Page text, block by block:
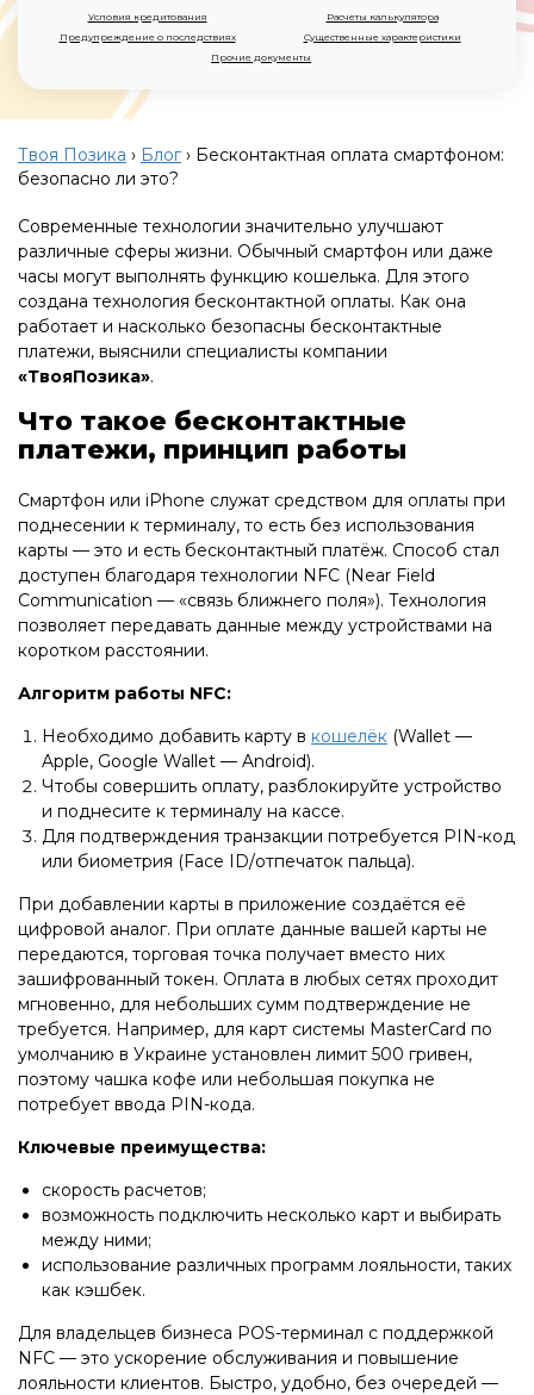
Условия кредитования
Расчеты калькулятора
Предупреждение о последствиях
Существенные характеристики
Прочие документы
Твоя Позика › Блог› Бесконтактная оплата смартфоном:
безопасно ли это?
Современные технологии значительно улучшают
различные сферы жизни. Обычный смартфон или даже
часы могут выполнять функцию кошелька. Для этого
создана технология бесконтактной оплаты. Как она
работает и насколько безопасны бесконтактные
платежи, выяснили специалисты компании
«ТвояПозика».
Что такое бесконтактные
платежи, принцип работы
Смартфон или iPhone служат средством для оплаты при
поднесении к терминалу, то есть без использования
карты — это и есть бесконтактный платёж. Способ стал
доступен благодаря технологии NFC (Near Field
Communication — «связь ближнего поля»). Технология
позволяет передавать данные между устройствами на
коротком расстоянии.
Алгоритм работы NFC:
Необходимо добавить карту в кошелёк (Wallet —
Apple, Google Wallet — Android).
Чтобы совершить оплату, разблокируйте устройство
и поднесите к терминалу на кассе.
Для подтверждения транзакции потребуется PIN-код
или биометрия (Face ID/отпечаток пальца).
При добавлении карты в приложение создаётся её
цифровой аналог. При оплате данные вашей карты не
передаются, торговая точка получает вместо них
зашифрованный токен. Оплата в любых сетях проходит
мгновенно, для небольших сумм подтверждение не
требуется. Например, для карт системы MasterCard по
умолчанию в Украине установлен лимит 500 гривен,
поэтому чашка кофе или небольшая покупка не
потребует ввода PIN-кода.
Ключевые преимущества:
скорость расчетов;
возможность подключить несколько карт и выбирать
между ними;
использование различных программ лояльности, таких
как кэшбек.
Для владельцев бизнеса POS-терминал с поддержкой
NFC — это ускорение обслуживания и повышение
лояльности клиентов. Быстро, удобно, без очередей —